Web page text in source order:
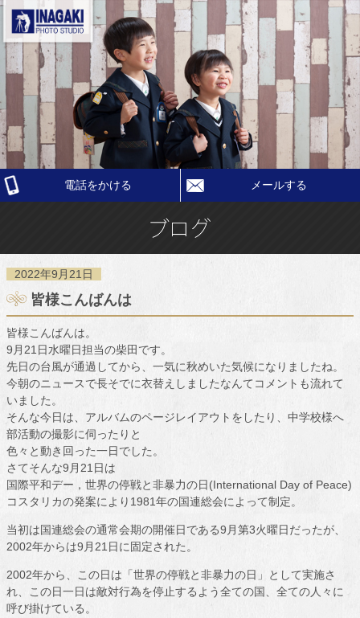
電話をかける メールする
2022年9月21日
皆様こんばんは
皆様こんばんは。
9月21日水曜日担当の柴田です。
先日の台風が通過してから、一気に秋めいた気候になりましたね。
今朝のニュースで長そでに衣替えしましたなんてコメントも流れて
いました。
そんな今日は、アルバムのページレイアウトをしたり、中学校様へ
部活動の撮影に伺ったりと
色々と動き回った一日でした。
さてそんな9月21日は
国際平和デー，世界の停戦と非暴力の日(International Day of Peace)
コスタリカの発案により1981年の国連総会によって制定。
当初は国連総会の通常会期の開催日である9月第3火曜日だったが、
2002年からは9月21日に固定された。
2002年から、この日は「世界の停戦と非暴力の日」として実施さ
れ、この日一日は敵対行為を停止するよう全ての国、全ての人々に
呼び掛けている。